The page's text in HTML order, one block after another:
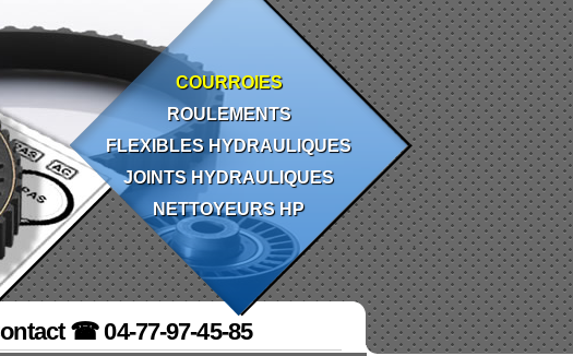
☎ 04-77-97-45-85
COURROIES
ROULEMENTS
FLEXIBLES HYDRAULIQUES
JOINTS HYDRAULIQUES
NETTOYEURS HP